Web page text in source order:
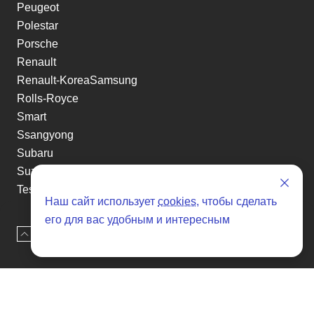
Peugeot
Polestar
Porsche
Renault
Renault-KoreaSamsung
Rolls-Royce
Smart
Ssangyong
Subaru
Suzuki
Tesla
Toyota
Volkswagen
Volvo
Наш сайт использует cookies, чтобы сделать
его для вас удобным и интересным